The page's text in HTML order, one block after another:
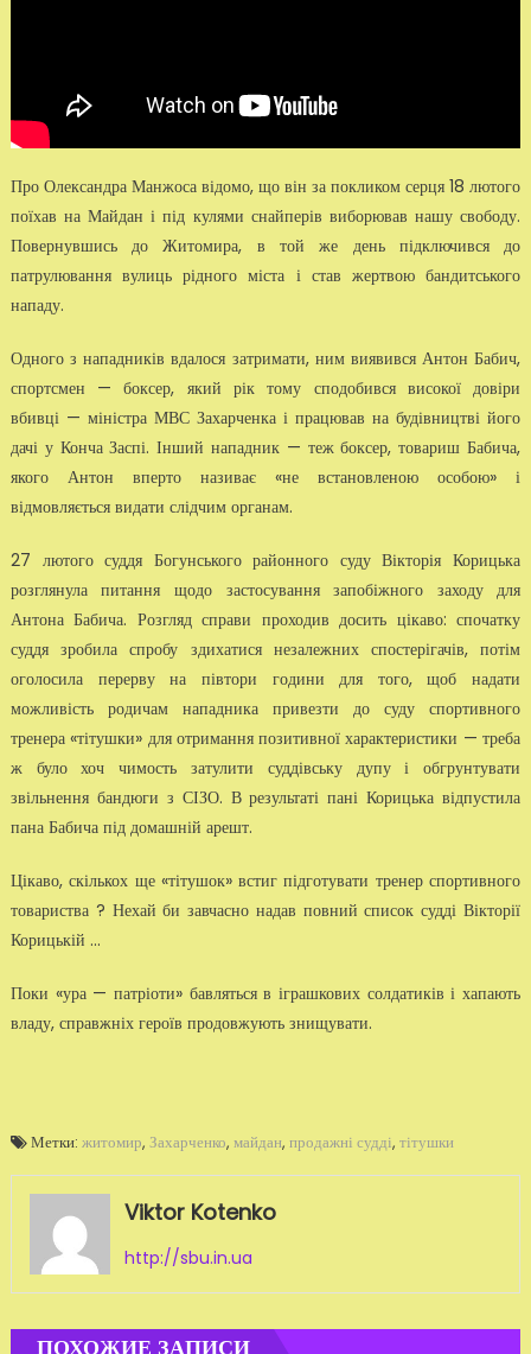
Про Олександра Манжоса відомо, що він за покликом серця 18 лютого
поїхав на Майдан і під кулями снайперів виборював нашу свободу.
Повернувшись до Житомира, в той же день підключився до
патрулювання вулиць рідного міста і став жертвою бандитського
нападу.
Одного з нападників вдалося затримати, ним виявився Антон Бабич,
спортсмен — боксер, який рік тому сподобився високої довіри
вбивці — міністра МВС Захарченка і працював на будівництві його
дачі у Конча Заспі. Інший нападник — теж боксер, товариш Бабича,
якого Антон вперто називає «не встановленою особою» і
відмовляється видати слідчим органам.
27 лютого суддя Богунського районного суду Вікторія Корицька
розглянула питання щодо застосування запобіжного заходу для
Антона Бабича. Розгляд справи проходив досить цікаво: спочатку
суддя зробила спробу здихатися незалежних спостерігачів, потім
оголосила перерву на півтори години для того, щоб надати
можливість родичам нападника привезти до суду спортивного
тренера «тітушки» для отримання позитивної характеристики — треба
ж було хоч чимость затулити суддівську дупу і обгрунтувати
звільнення бандюги з СІЗО. В результаті пані Корицька відпустила
пана Бабича під домашній арешт.
Цікаво, скількох ще «тітушок» встиг підготувати тренер спортивного
товариства ? Нехай би завчасно надав повний список судді Вікторії
Корицькій ...
Поки «ура — патріоти» бавляться в іграшкових солдатиків і хапають
владу, справжніх героїв продовжують знищувати.
Метки: житомир, Захарченко, майдан, продажні судді, тітушки
Viktor Kotenko
http://sbu.in.ua
ПОХОЖИЕ ЗАПИСИ